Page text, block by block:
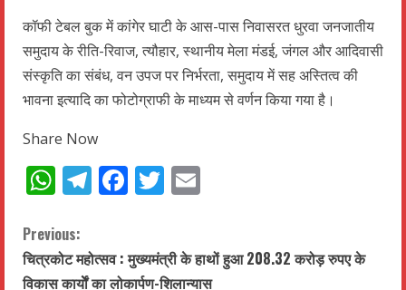
कॉफी टेबल बुक में कांगेर घाटी के आस-पास निवासरत धुरवा जनजातीय
समुदाय के रीति-रिवाज, त्यौहार, स्थानीय मेला मंडई, जंगल और आदिवासी
संस्कृति का संबंध, वन उपज पर निर्भरता, समुदाय में सह अस्तित्व की
भावना इत्यादि का फोटोग्राफी के माध्यम से वर्णन किया गया है।
Share Now
WhatsApp
Telegram
Facebook
Twitter
C
o
Previous:
चित्रकोट महोत्सव : मुख्यमंत्री के हाथों हुआ 208.32 करोड़ रुपए के
विकास कार्याेें का लोकार्पण-शिलान्यास